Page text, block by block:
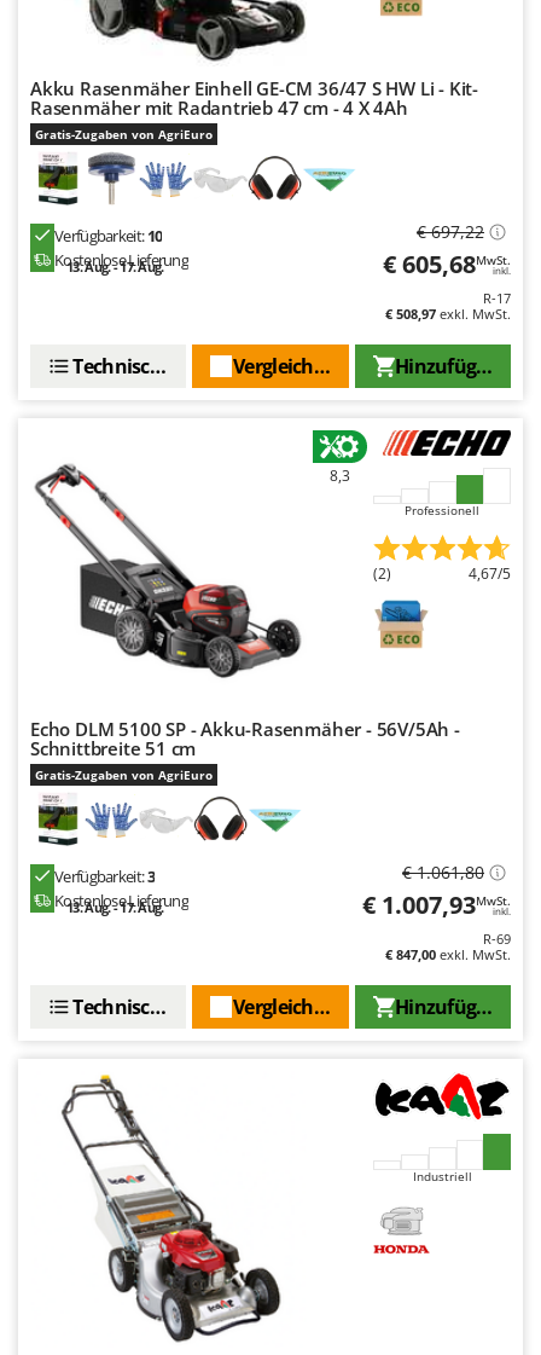
Tornado
Trev - Abrek - TecnoVIR
Trotec
Troy-Bilt
U
Udor
Unger
Vesco
W
Waldner
Weber
WIDU
Wiper EcoRobot
Wolf Garten
Wortex
Y Yard Force
Zanon
Zephir
ZGrills
Akku Rasenmäher Einhell GE-CM 36/47 S HW Li - Kit-
Rasenmäher mit Radantrieb 47 cm - 4 X 4Ah
Gratis-Zugaben von AgriEuro
Verfügbarkeit:10
Kostenlose Lieferung
13. Aug. - 17. Aug.
€ 697,22
€ 605,68MwSt.
inkl.
R-17
€ 508,97 exkl. MwSt.
Hinzufügen
Vergleichen Sie
Technische Daten
8,3
Professionell
(2) 4,67/5
Echo DLM 5100 SP - Akku-Rasenmäher - 56V/5Ah -
Schnittbreite 51 cm
Gratis-Zugaben von AgriEuro
Verfügbarkeit:3
Kostenlose Lieferung
13. Aug. - 17. Aug.
€ 1.061,80
€ 1.007,93MwSt.
inkl.
R-69
€ 847,00 exkl. MwSt.
Hinzufügen
Vergleichen Sie
Technische Daten
Industriell